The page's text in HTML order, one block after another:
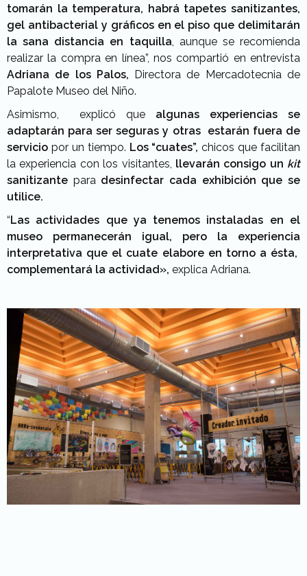
tomarán la temperatura, habrá tapetes sanitizantes,
gel antibacterial y gráficos en el piso que delimitarán
la sana distancia en taquilla, aunque se recomienda
realizar la compra en línea”, nos compartió en entrevista
Adriana de los Palos, Directora de Mercadotecnia de
Papalote Museo del Niño.
Asimismo, explicó que algunas experiencias se
adaptarán para ser seguras y otras estarán fuera de
servicio por un tiempo. Los “cuates”, chicos que facilitan
la experiencia con los visitantes, llevarán consigo un kit
sanitizante para desinfectar cada exhibición que se
utilice.
“Las actividades que ya tenemos instaladas en el
museo permanecerán igual, pero la experiencia
interpretativa que el cuate elabore en torno a ésta,
complementará la actividad», explica Adriana.